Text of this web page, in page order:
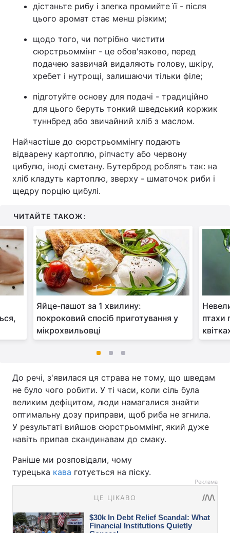
дістаньте рибу і злегка промийте її - після
цього аромат стає менш різким;
щодо того, чи потрібно чистити
сюрстрьоммінг - це обов'язково, перед
подачею зазвичай видаляють голову, шкіру,
хребет і нутрощі, залишаючи тільки філе;
підготуйте основу для подачі - традиційно
для цього беруть тонкий шведський коржик
туннбред або звичайний хліб з маслом.
Найчастіше до сюрстрьоммінгу подають
відварену картоплю, ріпчасту або червону
цибулю, іноді сметану. Бутерброд роблять так: на
хліб кладуть картоплю, зверху - шматочок риби і
щедру порцію цибулі.
ЧИТАЙТЕ ТАКОЖ:
Яйце-пашот за 1 хвилину:
покроковий спосіб приготування у
мікрохвильовці
птахи
До речі, з'явилася ця страва не тому, що шведам
не було чого робити. У ті часи, коли сіль була
великим дефіцитом, люди намагалися знайти
оптимальну дозу приправи, щоб риба не згнила.
У результаті вийшов сюрстрьоммінг, який дуже
навіть припав скандинавам до смаку.
Раніше ми розповідали, чому
турецька кава готується на піску.
Реклама